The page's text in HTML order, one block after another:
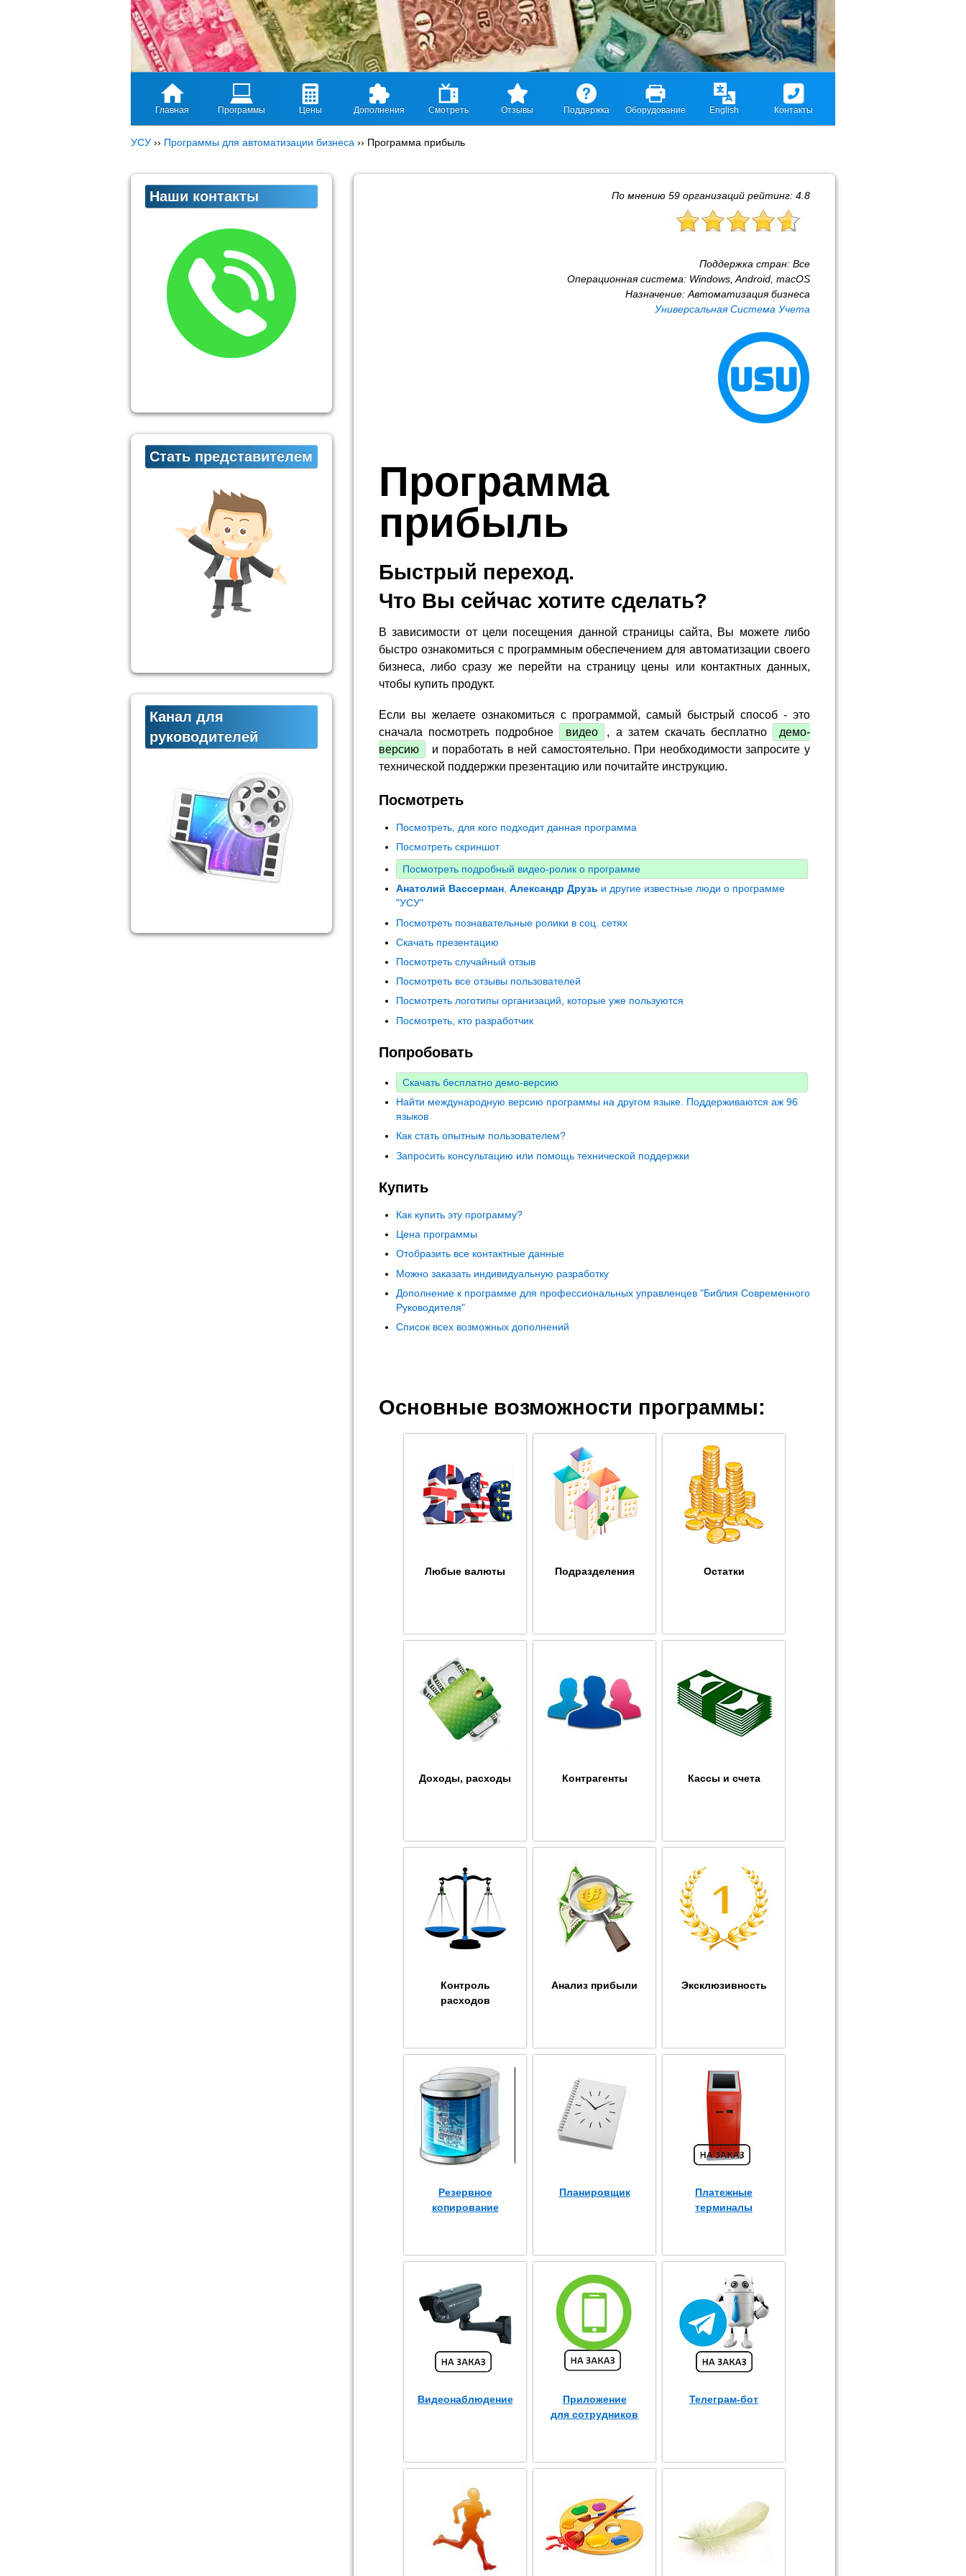
Главная Программы Цены Дополнения Смотреть Отзывы Поддержка Оборудование English Контакты
УСУ ›› Программы для автоматизации бизнеса ›› Программа прибыль
По мнению 59 организаций рейтинг: 4.8
Поддержка стран: Все
Операционная система: Windows, Android, macOS
Назначение: Автоматизация бизнеса
Универсальная Система Учета
Программа
прибыль
Быстрый переход.
Что Вы сейчас хотите сделать?
В зависимости от цели посещения данной страницы сайта, Вы можете либо
быстро ознакомиться с программным обеспечением для автоматизации своего
бизнеса, либо сразу же перейти на страницу цены или контактных данных,
чтобы купить продукт.
Если вы желаете ознакомиться с программой, самый быстрый способ - это
сначала посмотреть подробное
видео , а затем скачать бесплатно
демо-
версию
и поработать в ней самостоятельно. При необходимости запросите у
технической поддержки презентацию или почитайте инструкцию.
Посмотреть
Посмотреть, для кого подходит данная программа
Посмотреть скриншот
Посмотреть подробный видео-ролик о программе
Анатолий Вассерман, Александр Друзь и другие известные люди о программе
"УСУ"
Посмотреть познавательные ролики в соц. сетях
Скачать презентацию
Посмотреть случайный отзыв
Посмотреть все отзывы пользователей
Посмотреть логотипы организаций, которые уже пользуются
Посмотреть, кто разработчик
Попробовать
Скачать бесплатно демо-версию
Найти международную версию программы на другом языке. Поддерживаются аж 96
языков
Как стать опытным пользователем?
Запросить консультацию или помощь технической поддержки
Купить
Как купить эту программу?
Цена программы
Отобразить все контактные данные
Можно заказать индивидуальную разработку
Дополнение к программе для профессиональных управленцев "Библия Современного
Руководителя"
Список всех возможных дополнений
Основные возможности программы:
Любые валюты Подразделения Остатки
Доходы, расходы Контрагенты Кассы и счета
Контроль
расходов
Анализ прибыли Эксклюзивность
Резервное
копирование
Планировщик
Платежные
терминалы
Видеонаблюдение
Приложение
для сотрудников
Телеграм-бот
Наши контакты
Стать представителем
Канал для
руководителей